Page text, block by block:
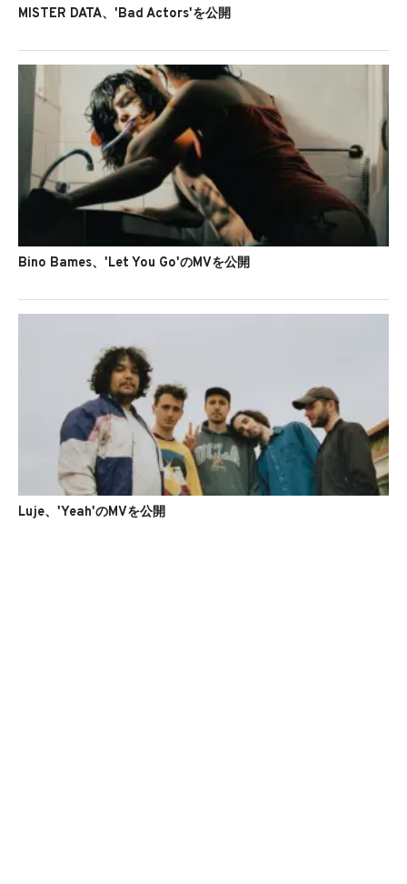
MISTER DATA、'Bad Actors'を公開
Bino Bames、'Let You Go'のMVを公開
Luje、'Yeah'のMVを公開